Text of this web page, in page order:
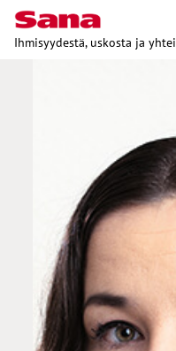
Ihmisyydestä, uskosta ja